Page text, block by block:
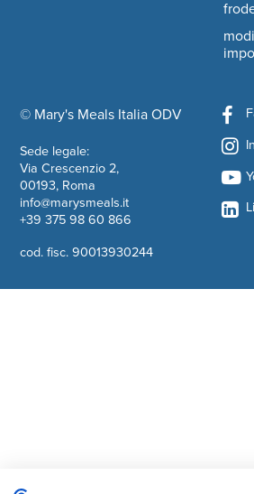
© Mary's Meals Italia ODVcompany
Sede legale:
Via Crescenzio 2,
00193, Roma
info@marysmeals.it
+39 375 98 60 866
cod. fisc. 90013930244